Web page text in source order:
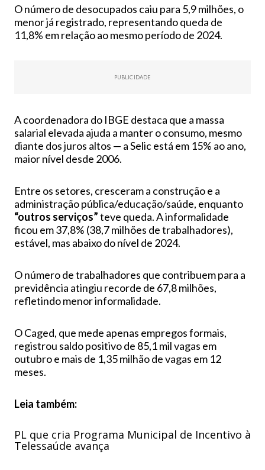
O número de desocupados caiu para 5,9 milhões, o
menor já registrado, representando queda de
11,8% em relação ao mesmo período de 2024.
PUBLICIDADE
A coordenadora do IBGE destaca que a massa
salarial elevada ajuda a manter o consumo, mesmo
diante dos juros altos — a Selic está em 15% ao ano,
maior nível desde 2006.
Entre os setores, cresceram a construção e a
administração pública/educação/saúde, enquanto
“outros serviços”teve queda. A informalidade
ficou em 37,8% (38,7 milhões de trabalhadores),
estável, mas abaixo do nível de 2024.
O número de trabalhadores que contribuem para a
previdência atingiu recorde de 67,8 milhões,
refletindo menor informalidade.
O Caged, que mede apenas empregos formais,
registrou saldo positivo de 85,1 mil vagas em
outubro e mais de 1,35 milhão de vagas em 12
meses.
Leia também:
PL que cria Programa Municipal de Incentivo à
Telessaúde avança